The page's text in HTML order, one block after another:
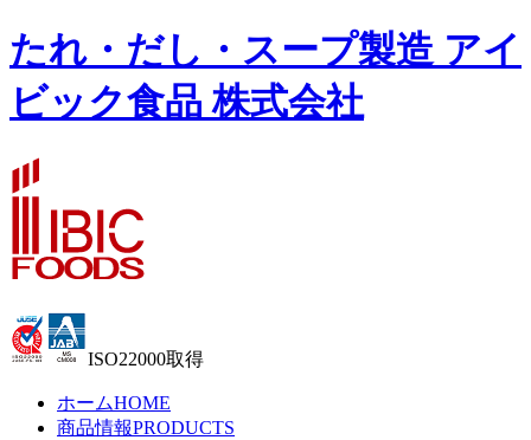
たれ・だし・スープ製造 アイ
ビック食品 株式会社
ISO22000取得
ホームHOME
商品情報PRODUCTS